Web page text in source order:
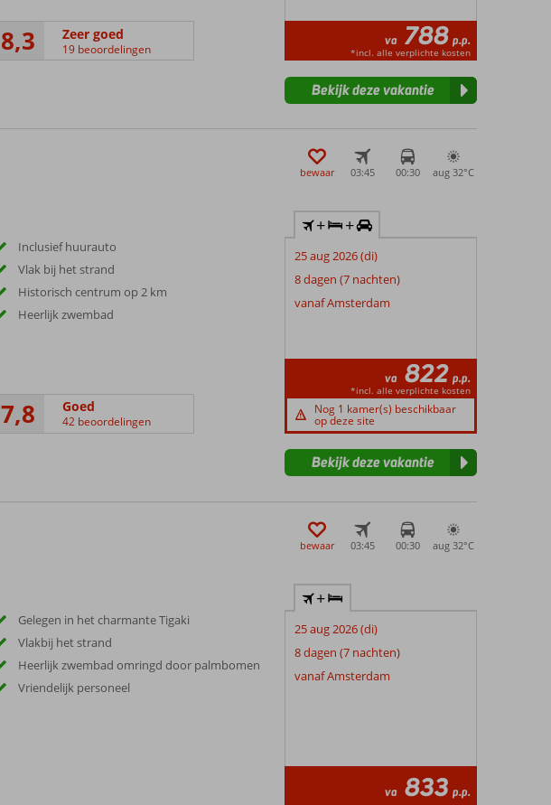
8,3 Zeer goed
19 beoordelingen
va 788 p.p.
*incl. alle verplichte kosten
Bekijk deze vakantie
bewaar 03:45 00:30 aug 32°C
Inclusief huurauto
Vlak bij het strand
Historisch centrum op 2 km
Heerlijk zwembad
7,8 Goed
42 beoordelingen
+ +
25 aug 2026 (di)
8 dagen (7 nachten)
vanaf Amsterdam
va 822 p.p.
*incl. alle verplichte kosten
Nog 1 kamer(s) beschikbaar
op deze site
Bekijk deze vakantie
bewaar 03:45 00:30 aug 32°C
Gelegen in het charmante Tigaki
Vlakbij het strand
Heerlijk zwembad omringd door palmbomen
Vriendelijk personeel
+
25 aug 2026 (di)
8 dagen (7 nachten)
vanaf Amsterdam
va 833 p.p.